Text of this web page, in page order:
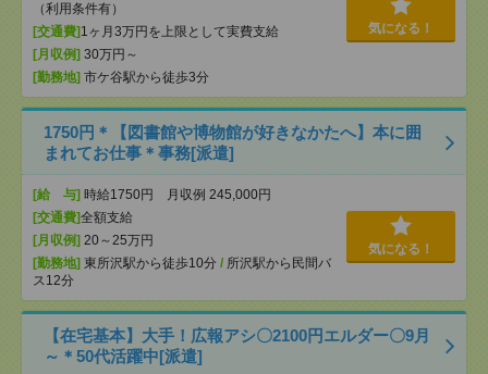
（利用条件有）
[交通費] 1ヶ月3万円を上限として実費支給
[月収例] 30万円～
[勤務地] 市ケ谷駅から徒歩3分
気になる！
1750円＊【図書館や博物館が好きなかたへ】本に囲
まれてお仕事＊事務[派遣]
[給 与] 時給1750円 月収例 245,000円
[交通費]全額支給
[月収例] 20～25万円
[勤務地] 東所沢駅から徒歩10分 / 所沢駅から民間バ
ス12分
気になる！
【在宅基本】大手！広報アシ〇2100円エルダー〇9月
～＊50代活躍中[派遣]